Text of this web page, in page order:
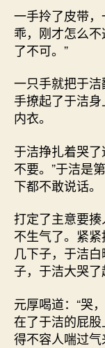
一手拎了皮带
乖，刚才怎么
了不可。”
一只手就把于
手撩起了于洁
内衣。
于洁挣扎着哭
不要。”于洁是
下都不敢说话。
打定了主意要
不生气了。紧
几下子，于洁
子，于洁大哭了
元厚喝道：“哭
在了于洁的屁
得不容人喘过气